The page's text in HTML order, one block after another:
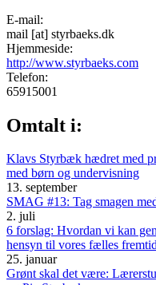
E-mail:
mail [at] styrbaeks.dk
Hjemmeside:
http://www.styrbaeks.com
Telefon:
65915001
Omtalt i:
Klavs Styrbæk hædret med
med børn og undervisning
13. september
SMAG #13: Tag smagen
2. juli
6 forslag: Hvordan vi kan
hensyn til vores fælles
25. januar
Grønt skal det være: